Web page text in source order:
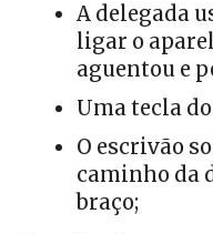
A delegada
ligar o
aguentou e
Uma tecla
O escrivão
caminho da
braço;